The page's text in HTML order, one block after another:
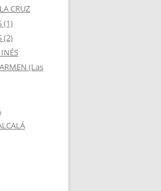
CRUZ
(1)
(2)
(Las